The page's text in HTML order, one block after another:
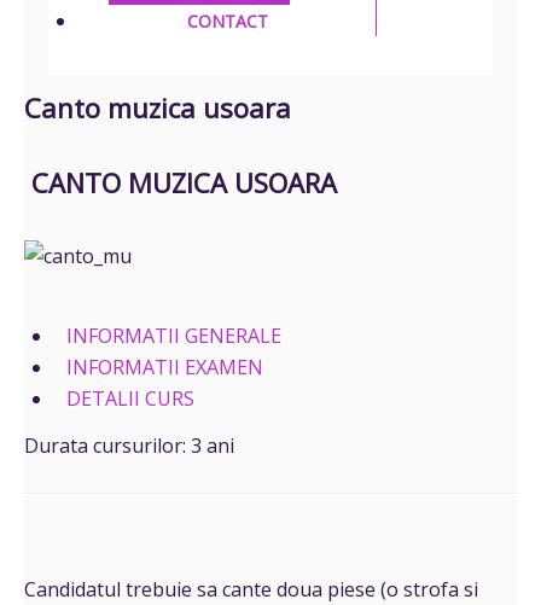
CONTACT
Canto muzica usoara
CANTO MUZICA USOARA
INFORMATII GENERALE
INFORMATII EXAMEN
DETALII CURS
Durata cursurilor: 3 ani
Candidatul trebuie sa cante doua piese (o strofa si